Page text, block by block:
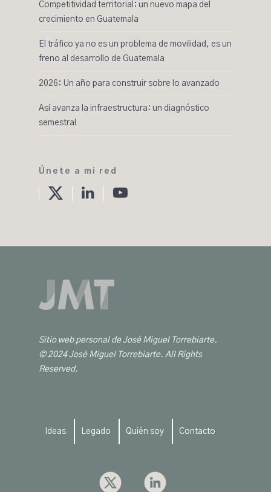
Competitividad territorial: un nuevo mapa del
crecimiento en Guatemala
El tráfico ya no es un problema de movilidad, es un
freno al desarrollo de Guatemala
2026: Un año para construir sobre lo avanzado
Así avanza la infraestructura: un diagnóstico
semestral
Únete a mi red
twitterlinkedinYoutube
Sitio web personal de José Miguel Torrebiarte.
© 2024 José Miguel Torrebiarte. All Rights
Reserved.
Ideas Legado Quién soy Contacto